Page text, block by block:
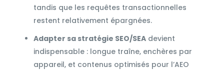
tandis que les requêtes transactionnelles
restent relativement épargnées.
Adapter sa stratégie SEO/SEAdevient
indispensable : longue traîne, enchères par
appareil, et contenus optimisés pour l’AEO